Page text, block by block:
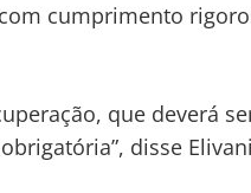
cumprimento
que deverá
disse